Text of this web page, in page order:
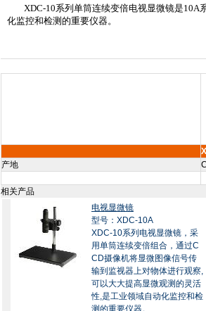
XDC-10系列单筒连续变倍电视显微镜是10A
化监控和检测的重要仪器。
产地
相关产品
电视显微镜
型号：XDC-10A
XDC-10系列电视显微镜，采
用单筒连续变倍组合，通过C
CD摄像机将显微图像信号传
输到监视器上对物体进行观察,
可以大大提高显微观测的灵活
性,是工业领域自动化监控和检
测的重要仪器。